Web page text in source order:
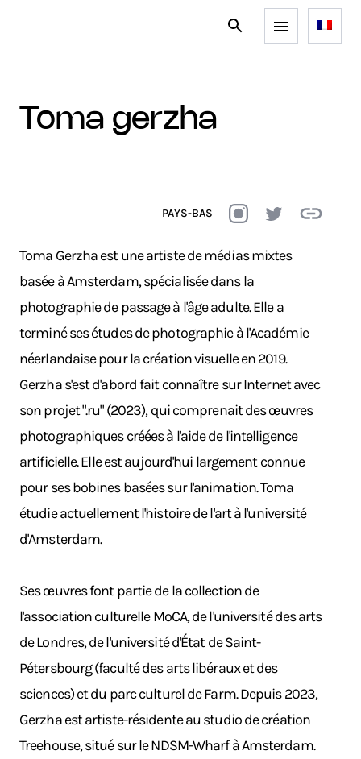
toma gerzha
PAYS-BAS
Toma Gerzha est une artiste de médias mixtes
basée à Amsterdam, spécialisée dans la
photographie de passage à l'âge adulte. Elle a
terminé ses études de photographie à l'Académie
néerlandaise pour la création visuelle en 2019.
Gerzha s'est d'abord fait connaître sur Internet avec
son projet ".ru" (2023), qui comprenait des œuvres
photographiques créées à l'aide de l'intelligence
artificielle. Elle est aujourd'hui largement connue
pour ses bobines basées sur l'animation. Toma
étudie actuellement l'histoire de l'art à l'université
d'Amsterdam.
Ses œuvres font partie de la collection de
l'association culturelle MoCA, de l'université des arts
de Londres, de l'université d'État de Saint-
Pétersbourg (faculté des arts libéraux et des
sciences) et du parc culturel de Farm. Depuis 2023,
Gerzha est artiste-résidente au studio de création
Treehouse, situé sur le NDSM-Wharf à Amsterdam.